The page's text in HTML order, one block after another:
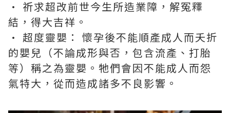
• 祈求超改前世今生所造業障，解冤釋
結，得大吉祥。
• 超度靈嬰： 懷孕後不能順產成人而夭折
的嬰兒（不論成形與否，包含流產、打胎
等）稱之為靈嬰。牠們會因不能成人而怨
氣特大，從而造成諸多不良影響。